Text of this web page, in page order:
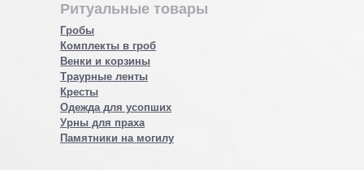
Ритуальные товары
Гробы
Комплекты в гроб
Венки и корзины
Траурные ленты
Кресты
Одежда для усопших
Урны для праха
Памятники на могилу